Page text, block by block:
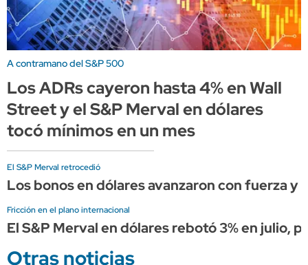
A contramano del S&P 500
Los ADRs cayeron hasta 4% en Wall
Street y el S&P Merval en dólares
tocó mínimos en un mes
El S&P Merval retrocedió
Los bonos en dólares avanzaron con fuerza y
Fricción en el plano internacional
El S&P Merval en dólares rebotó 3% en julio,
Otras noticias